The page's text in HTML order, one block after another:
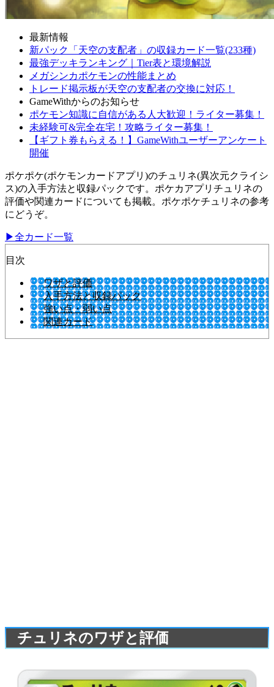
最新情報
新パック「天空の支配者」の収録カード一覧(233種)
最強デッキランキング｜Tier表と環境解説
メガシンカポケモンの性能まとめ
トレード掲示板が天空の支配者の交換に対応！
GameWithからのお知らせ
ポケモン知識に自信がある人大歓迎！ライター募集！
未経験可&完全在宅！攻略ライター募集！
【ギフト券もらえる！】GameWithユーザーアンケート
開催
ポケポケ(ポケモンカードアプリ)のチュリネ(異次元クライシ
ス)の入手方法と収録パックです。ポケカアプリチュリネの
評価や関連カードについても掲載。ポケポケチュリネの参考
にどうぞ。
▶全カード一覧
目次
ワザと評価
入手方法と収録パック
強い点・弱い点
関連カード
チュリネのワザと評価